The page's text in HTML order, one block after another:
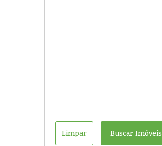
Limpar Buscar Imóveis